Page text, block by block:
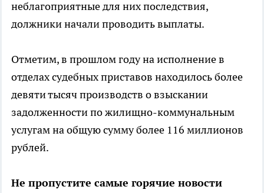
неблагоприятные для них последствия,
должники начали проводить выплаты.
Отметим, в прошлом году на исполнение в
отделах судебных приставов находилось более
девяти тысяч производств о взыскании
задолженности по жилищно-коммунальным
услугам на общую сумму более 116 миллионов
рублей.
Не пропустите самые горячие новости